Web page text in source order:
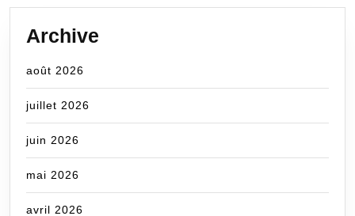
Archive
août 2026
juillet 2026
juin 2026
mai 2026
avril 2026